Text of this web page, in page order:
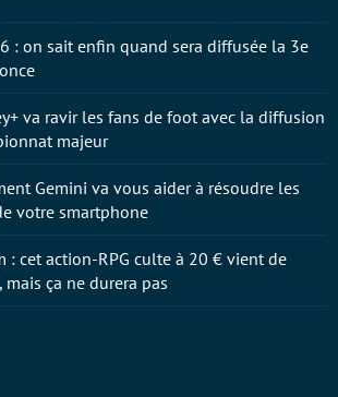
6 : on sait enfin quand sera diffusée la 3e
va ravir les fans de foot avec la diffusion
majeur
Gemini va vous aider à résoudre les
votre smartphone
: cet action-RPG culte à 20 € vient de
mais ça ne durera pas